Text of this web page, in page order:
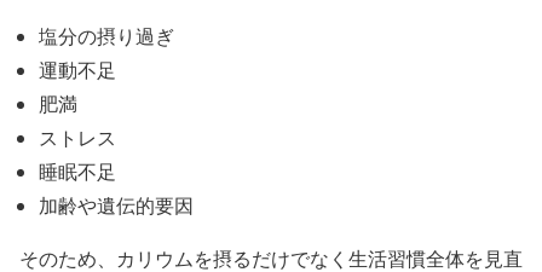
塩分の摂り過ぎ
運動不足
肥満
ストレス
睡眠不足
加齢や遺伝的要因
そのため、カリウムを摂るだけでなく生活習慣全体を見直